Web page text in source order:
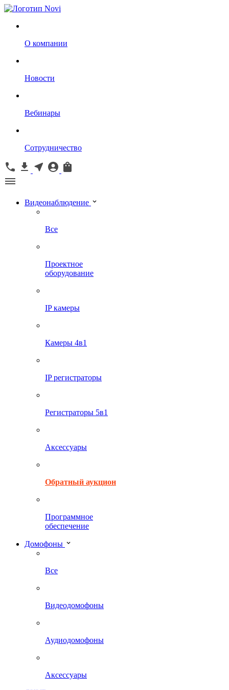
О компании
Новости
Вебинары
Сотрудничество
Видеонаблюдение
Все
Проектное
оборудование
IP камеры
Камеры 4в1
IP регистраторы
Регистраторы 5в1
Аксессуары
Обратный аукцион
Программное
обеспечение
Домофоны
Все
Видеодомофоны
Аудиодомофоны
Аксессуары